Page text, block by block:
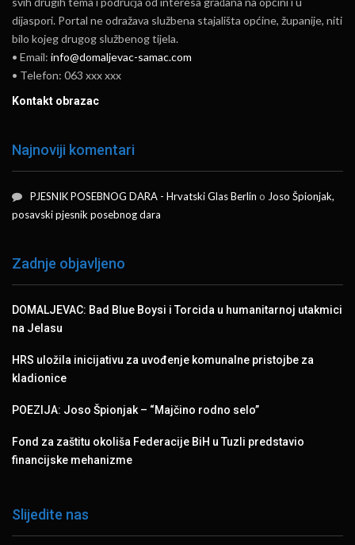
dijaspori. Portal ne odražava službena stajališta općine, županije, niti
bilo kojeg drugog službenog tijela.
• Email: info@domaljevac-samac.com
• Telefon: 063 xxx xxx
Kontakt obrazac
Najnoviji komentari
PJESNIK POSEBNOG DARA - Hrvatski Glas Berlin o Joso Špionjak,
posavski pjesnik posebnog dara
Zadnje objavljeno
DOMALJEVAC: Bad Blue Boysi i Torcida u humanitarnoj utakmici
na Jelasu
HRS uložila inicijativu za uvođenje komunalne pristojbe za
kladionice
POEZIJA: Joso Špionjak – “Majčino rodno selo”
Fond za zaštitu okoliša Federacije BiH u Tuzli predstavio
financijske mehanizme
Slijedite nas